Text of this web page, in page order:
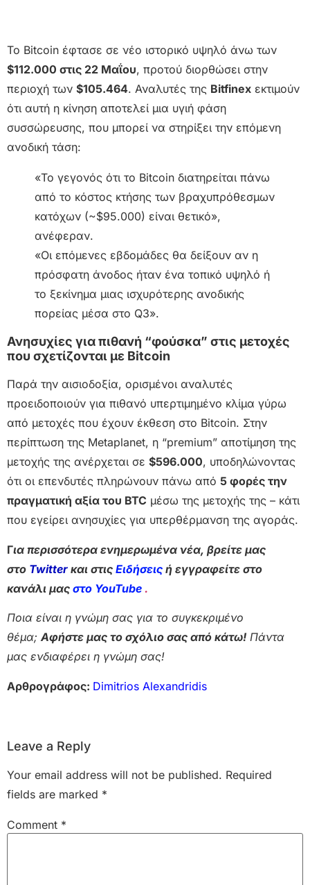
Το Bitcoin έφτασε σε νέο ιστορικό υψηλό άνω των
$112.000 στις 22 Μαΐου, προτού διορθώσει στην
περιοχή των $105.464. Αναλυτές της Bitfinex εκτιμούν
ότι αυτή η κίνηση αποτελεί μια υγιή φάση
συσσώρευσης, που μπορεί να στηρίξει την επόμενη
ανοδική τάση:
«Το γεγονός ότι το Bitcoin διατηρείται πάνω
από το κόστος κτήσης των βραχυπρόθεσμων
κατόχων (~$95.000) είναι θετικό»,
ανέφεραν.
«Οι επόμενες εβδομάδες θα δείξουν αν η
πρόσφατη άνοδος ήταν ένα τοπικό υψηλό ή
το ξεκίνημα μιας ισχυρότερης ανοδικής
πορείας μέσα στο Q3».
Ανησυχίες για πιθανή “φούσκα” στις μετοχές
που σχετίζονται με Bitcoin
Παρά την αισιοδοξία, ορισμένοι αναλυτές
προειδοποιούν για πιθανό υπερτιμημένο κλίμα γύρω
από μετοχές που έχουν έκθεση στο Bitcoin. Στην
περίπτωση της Metaplanet, η “premium” αποτίμηση της
μετοχής της ανέρχεται σε $596.000, υποδηλώνοντας
ότι οι επενδυτές πληρώνουν πάνω από 5 φορές την
πραγματική αξία του BTC μέσω της μετοχής της – κάτι
που εγείρει ανησυχίες για υπερθέρμανση της αγοράς.
Για περισσότερα ενημερωμένα νέα, βρείτε μας
στο Twitter και στις Ειδήσεις ή εγγραφείτε στο
κανάλι μας στο YouTube .
Ποια είναι η γνώμη σας για το συγκεκριμένο
θέμα;Αφήστε μας το σχόλιο σας από κάτω! Πάντα
μας ενδιαφέρει η γνώμη σας!
Αρθρογράφος: Dimitrios Alexandridis
Leave a Reply
Your email address will not be published. Required
fields are marked *
Comment *